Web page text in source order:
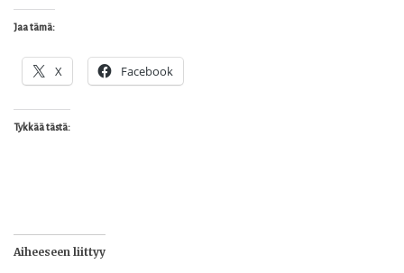
Jaa tämä:
X Facebook
Tykkää tästä:
Aiheeseen liittyy